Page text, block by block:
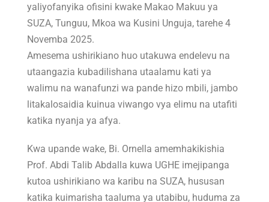
yaliyofanyika ofisini kwake Makao Makuu ya
SUZA, Tunguu, Mkoa wa Kusini Unguja, tarehe 4
Novemba 2025.
Amesema ushirikiano huo utakuwa endelevu na
utaangazia kubadilishana utaalamu kati ya
walimu na wanafunzi wa pande hizo mbili, jambo
litakalosaidia kuinua viwango vya elimu na utafiti
katika nyanja ya afya.
Kwa upande wake, Bi. Ornella amemhakikishia
Prof. Abdi Talib Abdalla kuwa UGHE imejipanga
kutoa ushirikiano wa karibu na SUZA, hususan
katika kuimarisha taaluma ya utabibu, huduma za